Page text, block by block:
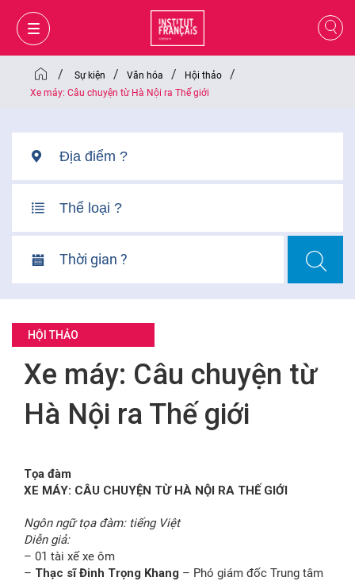
GIỎ HÀNG ĐĂNG NHẬP
FR
/ Sự kiện / Văn hóa / Hội thảo /
Xe máy: Câu chuyện từ Hà Nội ra Thế giới
Thời gian ?
HỘI THẢO
Xe máy: Câu chuyện từ
Hà Nội ra Thế giới
Tọa đàm
XE MÁY: CÂU CHUYỆN TỪ HÀ NỘI RA THẾ GIỚI
Ngôn ngữ tọa đàm: tiếng Việt
Diễn giả:
– 01 tài xế xe ôm
– Thạc sĩ Đinh Trọng Khang – Phó giám đốc Trung tâm